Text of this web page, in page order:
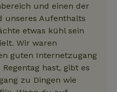
und einen der
unseres Aufenthalts
etwas kühl sein
Wir waren
guten Internetzugang
hast, gibt es
zu Dingen wie